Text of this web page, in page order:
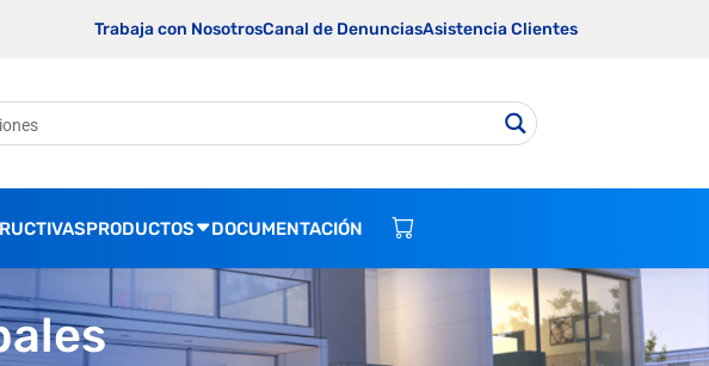
Trabaja con NosotrosCanal de DenunciasAsistencia Clientes
PRODUCTOS DOCUMENTACIÓN